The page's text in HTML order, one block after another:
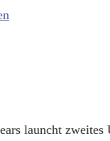
launcht